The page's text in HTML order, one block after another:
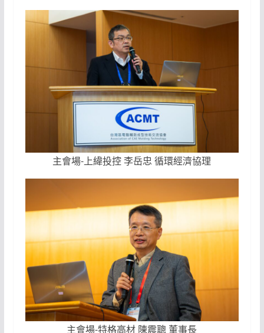
主會場-上緯投控 李岳忠 循環經濟協理
主會場-特格高材 陳震聰 董事長